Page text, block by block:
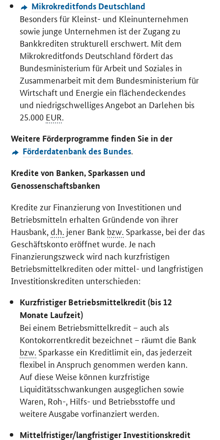
Mikrokreditfonds Deutschland
Besonders für Kleinst- und Kleinunternehmen
sowie junge Unternehmen ist der Zugang zu
Bankkrediten strukturell erschwert. Mit dem
Mikrokreditfonds Deutschland fördert das
Bundesministerium für Arbeit und Soziales in
Zusammenarbeit mit dem Bundesministerium für
Wirtschaft und Energie ein flächendeckendes
und niedrigschwelliges Angebot an Darlehen bis
25.000 EUR.
Weitere Förderprogramme finden Sie in der
Förderdatenbank des Bundes.
Kredite von Banken, Sparkassen und
Genossenschaftsbanken
Kredite zur Finanzierung von Investitionen und
Betriebsmitteln erhalten Gründende von ihrer
Hausbank, d.h. jener Bank bzw. Sparkasse, bei der das
Geschäftskonto eröffnet wurde. Je nach
Finanzierungszweck wird nach kurzfristigen
Betriebsmittelkrediten oder mittel- und langfristigen
Investitionskrediten unterschieden:
Kurzfristiger Betriebsmittelkredit (bis 12
Monate Laufzeit)
Bei einem Betriebsmittelkredit – auch als
Kontokorrentkredit bezeichnet – räumt die Bank
bzw. Sparkasse ein Kreditlimit ein, das jederzeit
flexibel in Anspruch genommen werden kann.
Auf diese Weise können kurzfristige
Liquiditätsschwankungen ausgeglichen sowie
Waren, Roh-, Hilfs- und Betriebsstoffe und
weitere Ausgabe vorfinanziert werden.
Mittelfristiger/langfristiger Investitionskredit